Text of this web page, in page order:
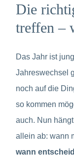
Die
treffen –
Das Jahr ist
Jahreswechsel
noch auf die
so kommen
auch. Nun
allein ab: wann
wann